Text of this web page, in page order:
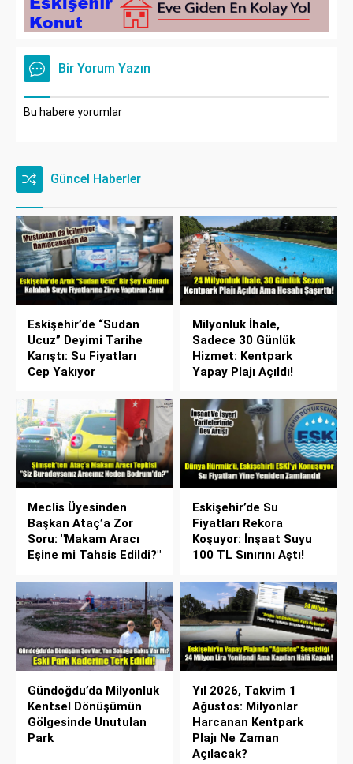
Bir Yorum Yazın
Bu habere yorumlar
Güncel Haberler
Eskişehir’de “Sudan
Ucuz” Deyimi Tarihe
Karıştı: Su Fiyatları
Cep Yakıyor
Milyonluk İhale,
Sadece 30 Günlük
Hizmet: Kentpark
Yapay Plajı Açıldı!
Meclis Üyesinden
Başkan Ataç’a Zor
Soru: "Makam Aracı
Eşine mi Tahsis Edildi?"
Eskişehir’de Su
Fiyatları Rekora
Koşuyor: İnşaat Suyu
100 TL Sınırını Aştı!
Gündoğdu’da Milyonluk
Kentsel Dönüşümün
Gölgesinde Unutulan
Park
Yıl 2026, Takvim 1
Ağustos: Milyonlar
Harcanan Kentpark
Plajı Ne Zaman
Açılacak?